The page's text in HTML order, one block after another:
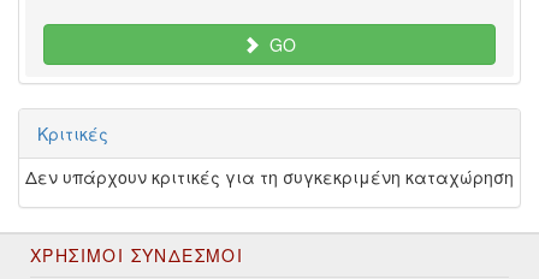
GO
Κριτικές
Δεν υπάρχουν κριτικές για τη συγκεκριμένη καταχώρηση
ΧΡΉΣΙΜΟΙ ΣΎΝΔΕΣΜΟΙ